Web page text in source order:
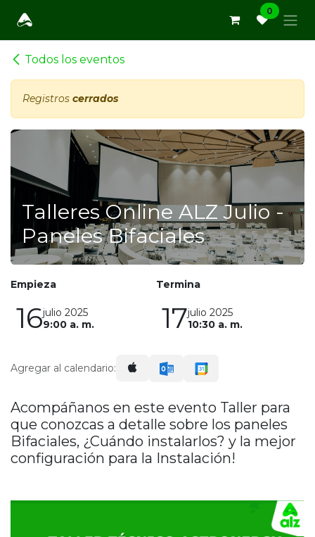
0
Todos los eventos
Registros cerrados
Talleres Online ALZ Julio -
Paneles Bifaciales
Empieza
16julio 2025
9:00 a. m.
Termina
17julio 2025
10:30 a. m.
Agregar al calendario:
Acompáñanos en este evento Taller para
que conozcas a detalle sobre los paneles
Bifaciales, ¿Cuándo instalarlos? y la mejor
configuración para la Instalación!